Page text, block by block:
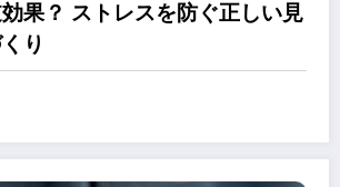
果？ ストレスを防ぐ正しい見
り